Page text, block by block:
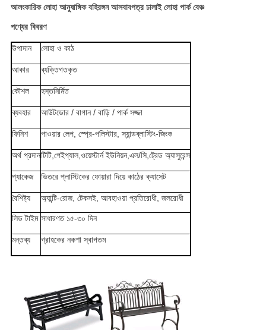
আলংকারিক লোহা আনুষাঙ্গিক বহিরঙ্গন আসবাবপত্র ঢালাই লোহা পার্ক বেঞ্চ
পণ্যের বিবরণ
উপাদান লোহা ও কাঠ
আকার ব্যক্তিগতকৃত
কৌশল হস্তনির্মিত
ব্যবহার আউটডোর / বাগান / বাড়ি / পার্ক সজ্জা
ফিনিশ পাওয়ার লেপ, স্প্রে-পলিস্টার, স্যান্ডব্লাস্টিং-জিংক
অর্থ প্রদানটিটি,পেইপ্যাল,ওয়েস্টার্ন ইউনিয়ন,এল/সি,ট্রেড অ্যাসুরেন্স
প্যাকেজ ভিতরে প্লাস্টিকের ফোয়ারা দিয়ে কাঠের ক্যাসেট
বৈশিষ্ট্য অ্যান্টি-রোজ, টেকসই, আবহাওয়া প্রতিরোধী, জলরোধী
লিড টাইম সাধারণত ১৫-৩০ দিন
মন্তব্য গ্রাহকের নকশা স্বাগতম